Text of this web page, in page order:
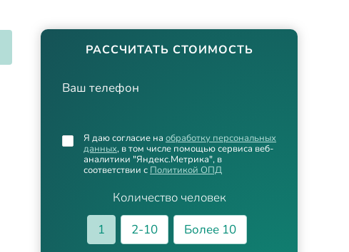
РАССЧИТАТЬ СТОИМОСТЬ
Ваш телефон
Количество человек
1
2-10
Более 10
Я даю согласие на обработку персональных
данных, в том числе помощью сервиса веб-
аналитики "Яндекс.Метрика", в
соответствии с Политикой ОПД